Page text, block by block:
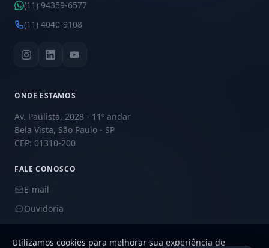
(11) 94359-6577
(11) 4040-9108
ONDE ESTAMOS
Av. Paulista, 2028 - 11º andar
Bela Vista, São Paulo - SP
CEP: 01310-200
FALE CONOSCO
E-mail
Ouvidoria
Utilizamos cookies para melhorar sua experiência de